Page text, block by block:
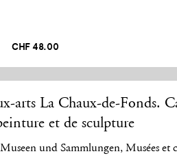
CHF 48.00
arts La Chaux-de-Fonds.
et de sculpture
und Sammlungen, Musées et